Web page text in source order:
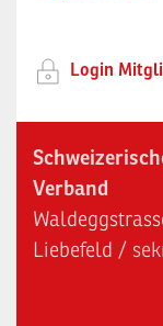
Login
Verband
Liebefeld /